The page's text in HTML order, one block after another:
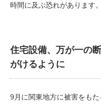
時間に及ぶ恐れがあります。
住宅設備、万が一の
がけるように
9月に関東地方に被害をも